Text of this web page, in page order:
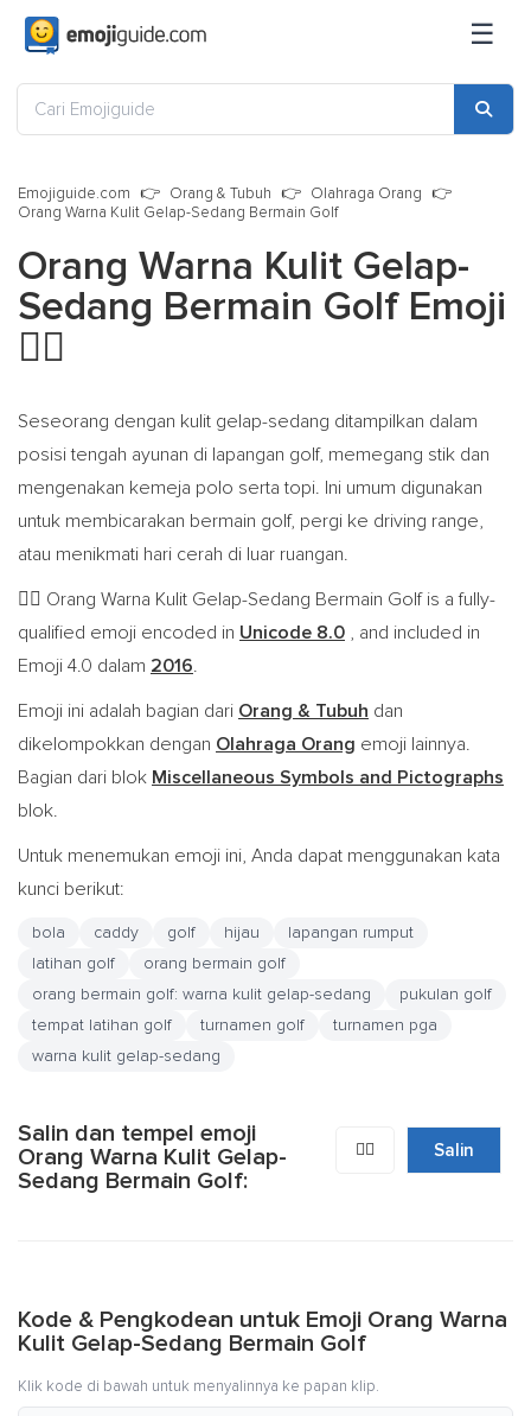
☰
Emojiguide.com Orang & Tubuh
Olahraga Orang
Orang Warna Kulit Gelap-Sedang Bermain Golf
Orang Warna Kulit Gelap-
Sedang Bermain Golf Emoji
🏌🏾
Seseorang dengan kulit gelap-sedang ditampilkan dalam
posisi tengah ayunan di lapangan golf, memegang stik dan
mengenakan kemeja polo serta topi. Ini umum digunakan
untuk membicarakan bermain golf, pergi ke driving range,
atau menikmati hari cerah di luar ruangan.
🏌🏾 Orang Warna Kulit Gelap-Sedang Bermain Golf is a fully-
qualified emoji encoded in Unicode 8.0 , and included in
Emoji 4.0 dalam 2016.
Emoji ini adalah bagian dari Orang & Tubuh dan
dikelompokkan dengan Olahraga Orang emoji lainnya.
Bagian dari blok Miscellaneous Symbols and Pictographs
blok.
Untuk menemukan emoji ini, Anda dapat menggunakan kata
kunci berikut:
bola caddy golf hijau
lapangan rumput
latihan golf
orang bermain golf
orang bermain golf: warna kulit gelap-sedang
pukulan golf
tempat latihan golf
turnamen golf
turnamen pga
warna kulit gelap-sedang
Salin dan tempel emoji
Orang Warna Kulit Gelap-
Sedang Bermain Golf:
🏌🏾 Salin
Kode & Pengkodean untuk Emoji Orang Warna
Kulit Gelap-Sedang Bermain Golf
Klik kode di bawah untuk menyalinnya ke papan klip.